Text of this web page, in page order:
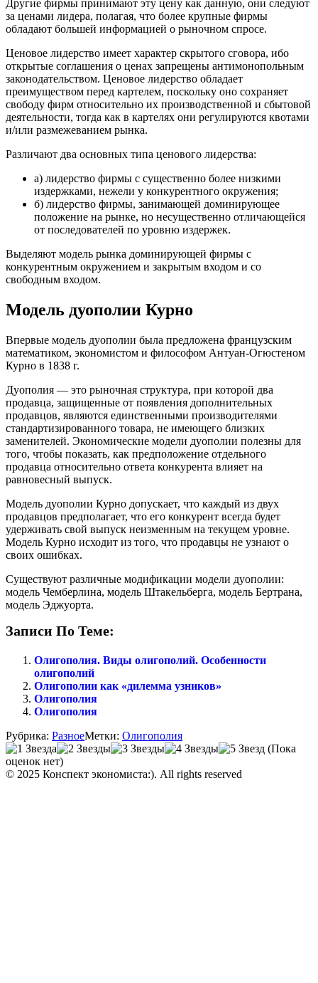
Другие фирмы принимают эту цену как данную, они следуют
за ценами лидера, полагая, что более крупные фирмы
обладают большей информацией о рыночном спросе.
Ценовое лидерство имеет характер скрытого сговора, ибо
открытые соглашения о ценах запрещены антимонопольным
законодательством. Ценовое лидерство обладает
преимуществом перед картелем, поскольку оно сохраняет
свободу фирм относительно их производственной и сбытовой
деятельности, тогда как в картелях они регулируются квотами
и/или размежеванием рынка.
Различают два основных типа ценового лидерства:
а) лидерство фирмы с существенно более низкими
издержками, нежели у конкурентного окружения;
б) лидерство фирмы, занимающей доминирующее
положение на рынке, но несущественно отличающейся
от последователей по уровню издержек.
Выделяют модель рынка доминирующей фирмы с
конкурентным окружением и закрытым входом и со
свободным входом.
Модель дуополии Курно
Впервые модель дуополии была предложена французским
математиком, экономистом и философом Антуан-Огюстеном
Курно в 1838 г.
Дуополия — это рыночная структура, при которой два
продавца, защищенные от появления дополнительных
продавцов, являются единственными производителями
стандартизированного товара, не имеющего близких
заменителей. Экономические модели дуополии полезны для
того, чтобы показать, как предположение отдельного
продавца относительно ответа конкурента влияет на
равновесный выпуск.
Модель дуополии Курно допускает, что каждый из двух
продавцов предполагает, что его конкурент всегда будет
удерживать свой выпуск неизменным на текущем уровне.
Модель Курно исходит из того, что продавцы не узнают о
своих ошибках.
Существуют различные модификации модели дуополии:
модель Чемберлина, модель Штакельберга, модель Бертрана,
модель Эджуорта.
Записи По Теме:
Олигополия. Виды олигополий. Особенности
олигополий
Олигополии как «дилемма узников»
Олигополия
Олигополия
Рубрика: РазноеМетки: Олигополия
(Пока
оценок нет)
© 2025 Конспект экономиста:). All rights reserved